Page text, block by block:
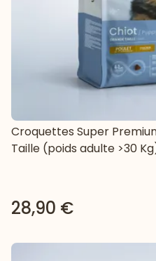
Croquettes Super
Taille (poids adulte >30
28,90 €